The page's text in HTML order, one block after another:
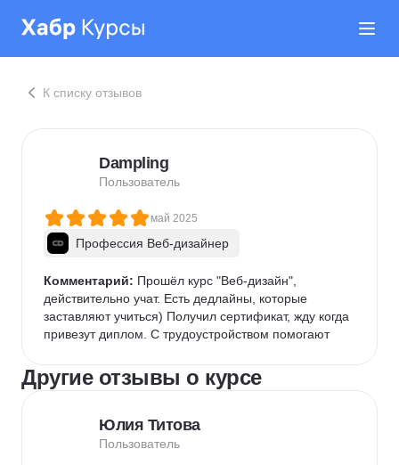
К списку отзывов
Dampling
Пользователь
май 2025
Профессия Веб-дизайнер
Комментарий: Прошёл курс "Веб-дизайн",
действительно учат. Есть дедлайны, которые
заставляют учиться) Получил сертификат, жду когда
привезут диплом. С трудоустройством помогают
Другие отзывы о курсе
Юлия Титова
Пользователь